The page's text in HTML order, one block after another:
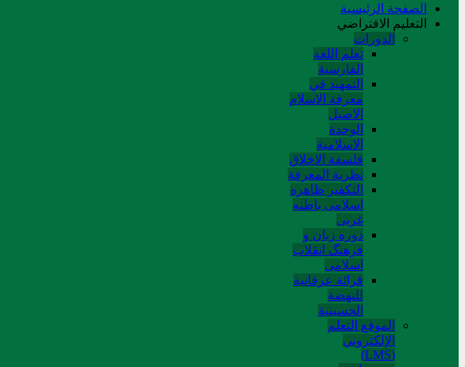
الصفحة الرئيسية
التعليم الافتراضي
الدورات
تعلم اللغة
الفارسیة
التمهید في
معرفة الاسلام
الاصیل
الوحدة
الاسلامیة
فلسفة الاخلاق
نظریة المعرفة
التکفیر ظاهره
اسلامی باطنه
غربی
دوره زبان و
فرهنگ انقلاب
اسلامی
قرائة عرفانیة
للنهضة
الحسینیة
الموقع التعلم
الإلکتروني
(LMS)